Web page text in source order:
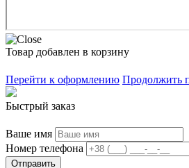
Товар добавлен в корзину
Перейти к оформлению Продолжить
Быстрый заказ
Ваше имя
Номер телефона
Отправить